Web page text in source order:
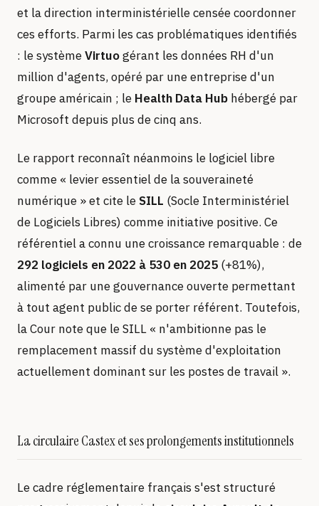
et la direction interministérielle censée coordonner
ces efforts. Parmi les cas problématiques identifiés
: le systèmeVirtuogérant les données RH d'un
million d'agents, opéré par une entreprise d'un
groupe américain ; le Health Data Hub hébergé par
Microsoft depuis plus de cinq ans.
Le rapport reconnaît néanmoins le logiciel libre
comme « levier essentiel de la souveraineté
numérique » et cite leSILL (Socle Interministériel
de Logiciels Libres) comme initiative positive. Ce
référentiel a connu une croissance remarquable : de
292 logiciels en 2022 à 530 en 2025 (+81%),
alimenté par une gouvernance ouverte permettant
à tout agent public de se porter référent. Toutefois,
la Cour note que le SILL « n'ambitionne pas le
remplacement massif du système d'exploitation
actuellement dominant sur les postes de travail ».
La circulaire Castex et ses prolongements institutionnels
Le cadre réglementaire français s'est structuré